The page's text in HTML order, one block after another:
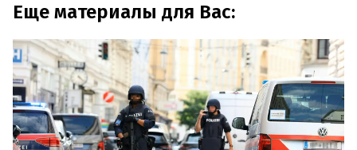
Еще материалы для Вас: